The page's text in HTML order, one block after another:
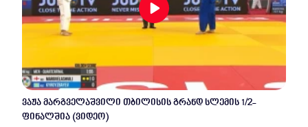
ვაჟა მარგველაშვილი თბილისის გრანდ სლემის 1/2-
ფინალშია (ვიდეო)